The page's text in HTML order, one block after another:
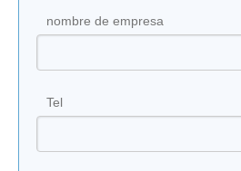
nombre de empresa
Tel